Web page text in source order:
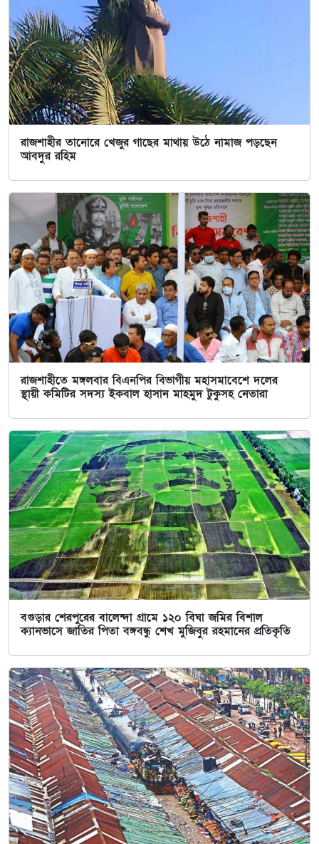
রাজশাহীর তানোরে খেজুর গাছের মাথায় উঠে নামাজ পড়ছেন
আবদুর রহিম
রাজশাহীতে মঙ্গলবার বিএনপির বিভাগীয় মহাসমাবেশে দলের
স্থায়ী কমিটির সদস্য ইকবাল হাসান মাহমুদ টুকুসহ নেতারা
বগুড়ার শেরপুরের বালেন্দা গ্রামে ১২০ বিঘা জমির বিশাল
ক্যানভাসে জাতির পিতা বঙ্গবন্ধু শেখ মুজিবুর রহমানের প্রতিকৃতি